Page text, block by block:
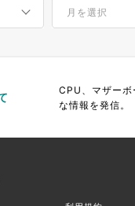
CPU、マザーボ
な情報を発信。